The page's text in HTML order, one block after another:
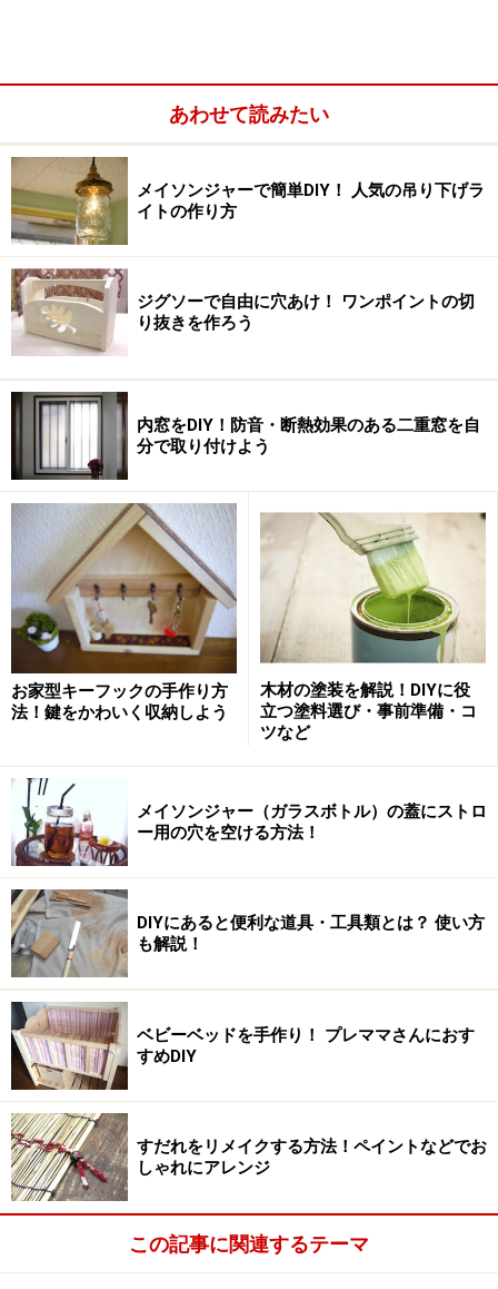
木箱・ウッドボックスの作り方（準備）：展開図を描く
木箱・ウッドボックスの作り方（準備）：材料を選ぶ
木箱・ウッドボックスの作り方：手順
木箱・ウッドボックスの作り方（準備）：
寸法出しをする
DIYで木箱・ウッドボックスを作るときに大事なのが、
寸法です。まず最初にどんなサイズで作りたいか考えて
みましょう。
■置きたい場所を測る
収納スペースが限られているところに置く場合は、その
箱が収まるサイズを測りましょう。箱の外側の寸法が決
まります。
■収納したいものを測る
入れたいものがある場合はその物の大きさを測りましょ
う。例えば本や瓶や小物など入れたいものの高さを測り
ます。これで箱の内側の寸法が決まります。
上下、左右は同じ板の長さです
外側と内側の寸法が決まれば、使う板の長さも出しやす
くなります。 箱にはいろいろな組み方がありますが、今
回は基本的な組み方をご紹介します。図のように上下の
板（天板、底板）の2枚、横の板（側板）の2枚、と背板
の計5枚の板を組み合わせる方法です。
木箱・ウッドボックスの作り方（準備）：
展開図を描く
あわせて読みたい
メイソンジャーで簡単DIY！ 人気の吊り下げラ
イトの作り方
ジグソーで自由に穴あけ！ ワンポイントの切
り抜きを作ろう
内窓をDIY！防音・断熱効果のある二重窓を自
分で取り付けよう
お家型キーフックの手作り方
法！鍵をかわいく収納しよう
木材の塗装を解説！DIYに役
立つ塗料選び・事前準備・コ
ツなど
メイソンジャー（ガラスボトル）の蓋にストロ
ー用の穴を空ける方法！
DIYにあると便利な道具・工具類とは？ 使い方
も解説！
ベビーベッドを手作り！ プレママさんにおす
すめDIY
すだれをリメイクする方法！ペイントなどでお
しゃれにアレンジ
この記事に関連するテーマ